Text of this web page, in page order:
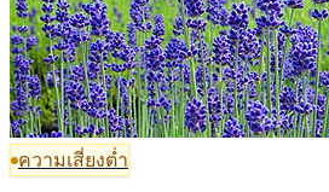
ความเสี่ยงต่ำ